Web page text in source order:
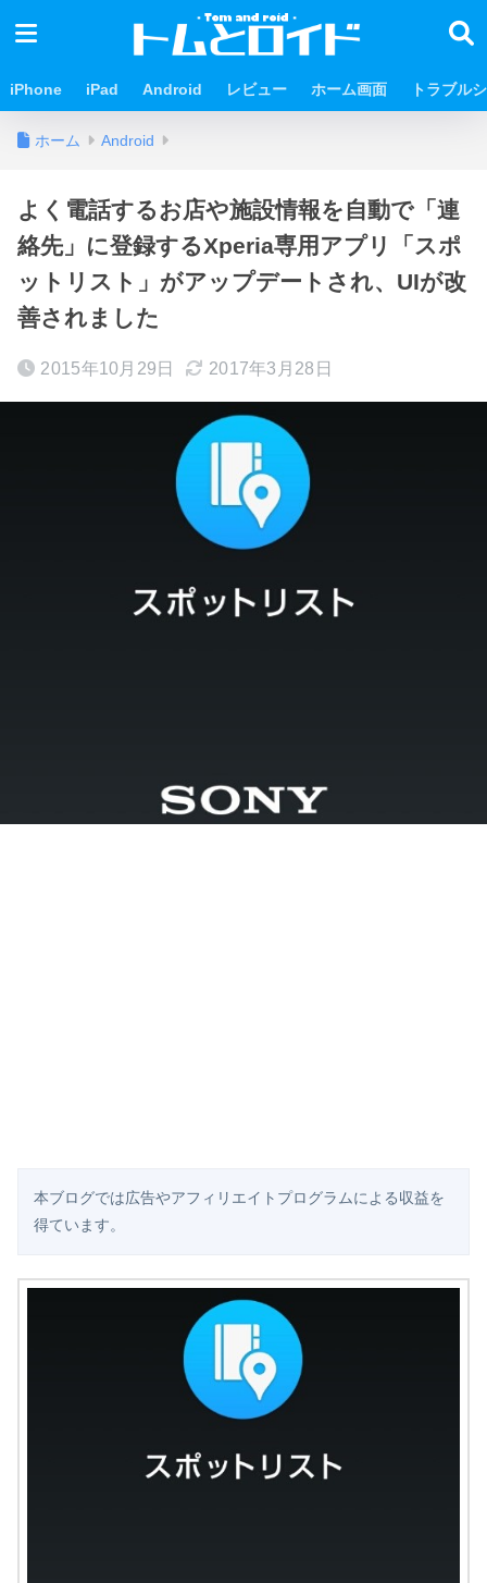
iPhone iPad Android レビュー ホーム画面 トラブル
ホーム Android
よく電話するお店や施設情報を自動で「連
絡先」に登録するXperia専用アプリ「スポ
ットリスト」がアップデートされ、UIが改
善されました
2015年10月29日 2017年3月28日
本ブログでは広告やアフィリエイトプログラムによる収益を
得ています。